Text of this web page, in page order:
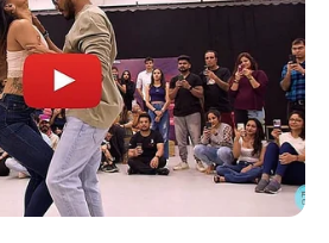
LOCALIDAD DE USAQUÉN
DESAPARECIDOS
LOCALIDAD DE ENGATIVÁ